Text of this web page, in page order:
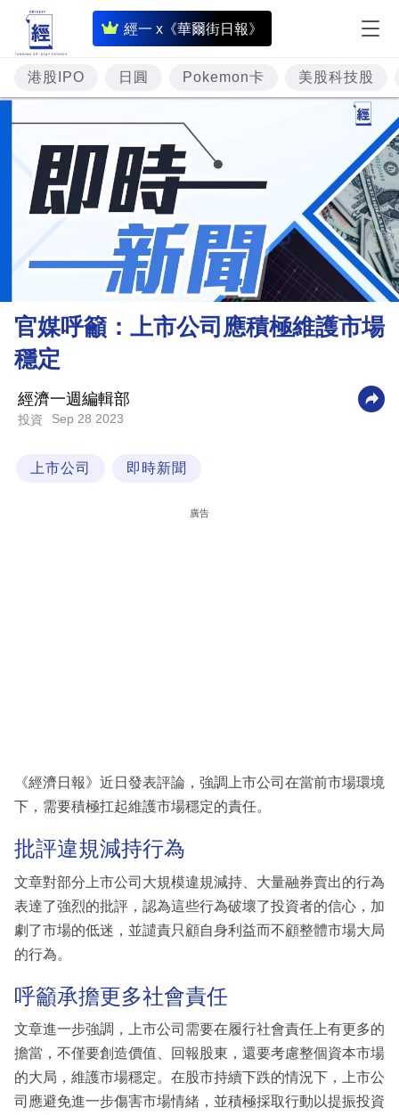
經一 x《華爾街日報》
即
時
財
經
專
題
投
資
樓
市
財
業
科
區
港股IPO 日圓 Pokemon卡 美股科技股
官媒呼籲：上市公司應積極維護市場
穩定
經濟一週編輯部
投資 Sep 28 2023
上市公司 即時新聞
廣告
《經濟日報》近日發表評論，強調上市公司在當前市場環境
下，需要積極扛起維護市場穩定的責任。
批評違規減持行為
文章對部分上市公司大規模違規減持、大量融券賣出的行為
表達了強烈的批評，認為這些行為破壞了投資者的信心，加
劇了市場的低迷，並譴責只顧自身利益而不顧整體市場大局
的行為。
呼籲承擔更多社會責任
文章進一步強調，上市公司需要在履行社會責任上有更多的
擔當，不僅要創造價值、回報股東，還要考慮整個資本市場
的大局，維護市場穩定。在股市持續下跌的情況下，上市公
司應避免進一步傷害市場情緒，並積極採取行動以提振投資